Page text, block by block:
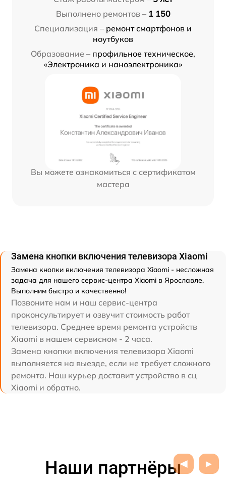
Выполнено ремонтов – 1 150
Специализация – ремонт смартфонов и
ноутбуков
Образование – профильное техническое,
«Электроника и наноэлектроника»
Вы можете ознакомиться с сертификатом
мастера
Замена кнопки включения телевизора Xiaomi
Замена кнопки включения телевизора Xiaomi - несложная
задача для нашего сервис-центра Xiaomi в Ярославле.
Выполним быстро и качественно!
Позвоните нам и наш сервис-центра
проконсультирует и озвучит стоимость работ
телевизора. Среднее время ремонта устройств
Xiaomi в нашем сервисном - 2 часа.
Замена кнопки включения телевизора Xiaomi
выполняется на выезде, если не требует сложного
ремонта. Наш курьер доставит устройство в сц
Xiaomi и обратно.
Наши партнёры